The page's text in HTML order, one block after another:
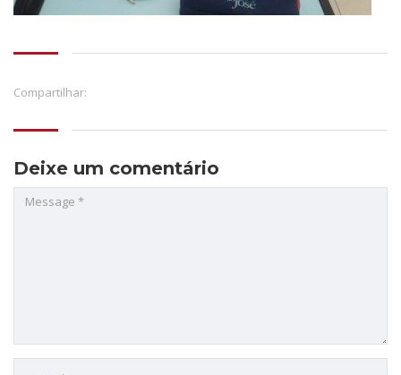
Compartilhar:
Deixe um comentário